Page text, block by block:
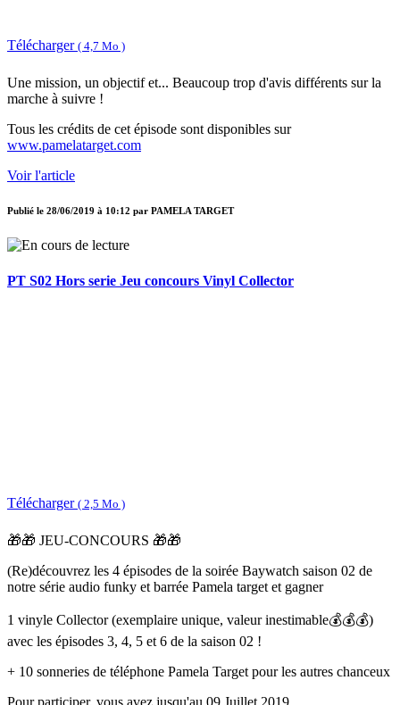
Télécharger ( 4,7 Mo )
Une mission, un objectif et... Beaucoup trop d'avis différents sur la
marche à suivre !
Tous les crédits de cet épisode sont disponibles sur
www.pamelatarget.com
Voir l'article
Publié le 28/06/2019 à 10:12 par PAMELA TARGET
PT S02 Hors serie Jeu concours Vinyl Collector
Télécharger ( 2,5 Mo )
🎁🎁 JEU-CONCOURS 🎁🎁
(Re)découvrez les 4 épisodes de la soirée Baywatch saison 02 de
notre série audio funky et barrée Pamela target et gagner
1 vinyle Collector (exemplaire unique, valeur inestimable💰💰💰)
avec les épisodes 3, 4, 5 et 6 de la saison 02 !
+ 10 sonneries de téléphone Pamela Target pour les autres chanceux
Pour participer, vous avez jusqu'au 09 Juillet 2019